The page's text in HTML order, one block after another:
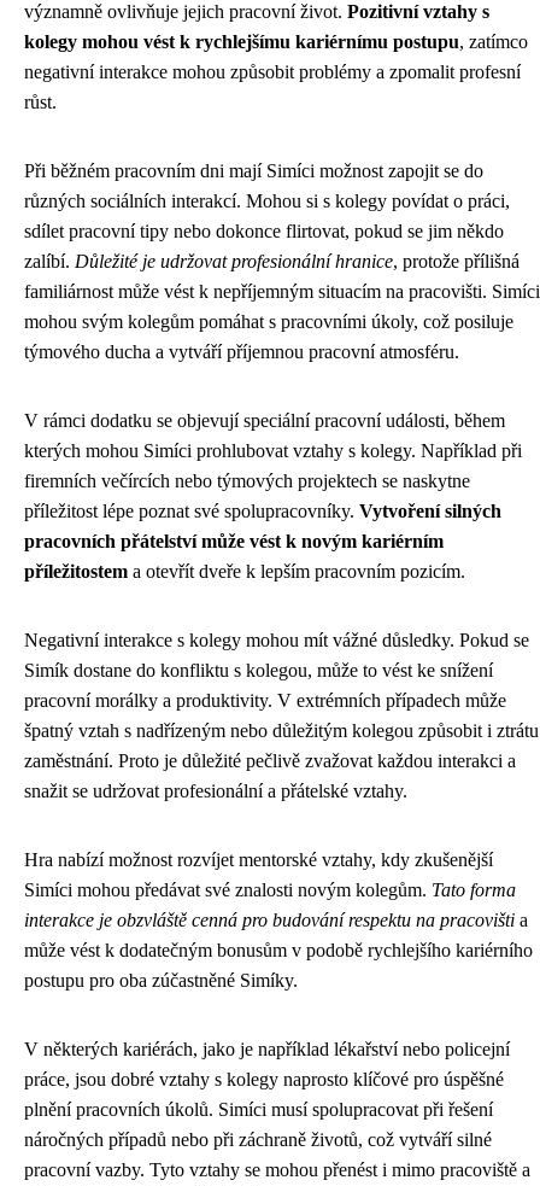
významně ovlivňuje jejich pracovní život. Pozitivní vztahy s
kolegy mohou vést k rychlejšímu kariérnímu postupu, zatímco
negativní interakce mohou způsobit problémy a zpomalit profesní
růst.
Při běžném pracovním dni mají Simíci možnost zapojit se do
různých sociálních interakcí. Mohou si s kolegy povídat o práci,
sdílet pracovní tipy nebo dokonce flirtovat, pokud se jim někdo
zalíbí. Důležité je udržovat profesionální hranice, protože přílišná
familiárnost může vést k nepříjemným situacím na pracovišti. Simíci
mohou svým kolegům pomáhat s pracovními úkoly, což posiluje
týmového ducha a vytváří příjemnou pracovní atmosféru.
V rámci dodatku se objevují speciální pracovní události, během
kterých mohou Simíci prohlubovat vztahy s kolegy. Například při
firemních večírcích nebo týmových projektech se naskytne
příležitost lépe poznat své spolupracovníky. Vytvoření silných
pracovních přátelství může vést k novým kariérním
příležitostem a otevřít dveře k lepším pracovním pozicím.
Negativní interakce s kolegy mohou mít vážné důsledky. Pokud se
Simík dostane do konfliktu s kolegou, může to vést ke snížení
pracovní morálky a produktivity. V extrémních případech může
špatný vztah s nadřízeným nebo důležitým kolegou způsobit i ztrátu
zaměstnání. Proto je důležité pečlivě zvažovat každou interakci a
snažit se udržovat profesionální a přátelské vztahy.
Hra nabízí možnost rozvíjet mentorské vztahy, kdy zkušenější
Simíci mohou předávat své znalosti novým kolegům. Tato forma
interakce je obzvláště cenná pro budování respektu na pracovišti a
může vést k dodatečným bonusům v podobě rychlejšího kariérního
postupu pro oba zúčastněné Simíky.
V některých kariérách, jako je například lékařství nebo policejní
práce, jsou dobré vztahy s kolegy naprosto klíčové pro úspěšné
plnění pracovních úkolů. Simíci musí spolupracovat při řešení
náročných případů nebo při záchraně životů, což vytváří silné
pracovní vazby. Tyto vztahy se mohou přenést i mimo pracoviště a